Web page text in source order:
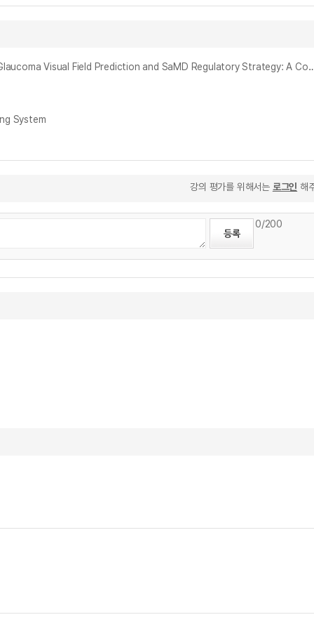
AI기반 녹내장 시야결손 패턴 예측 모델의 개발 및 SaMD 인허가 전략 연구 : 미국, 유럽, 한국 규제 체계 비교와 고찰 = Development of AI
System
강의 평가를 위해서는 로그인 해
0/200